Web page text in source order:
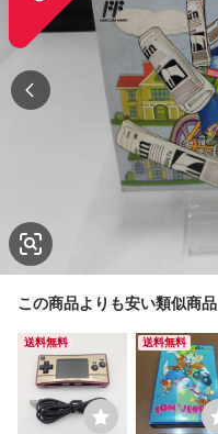
この商品よりも安い類似商品
送料無料 送料無料